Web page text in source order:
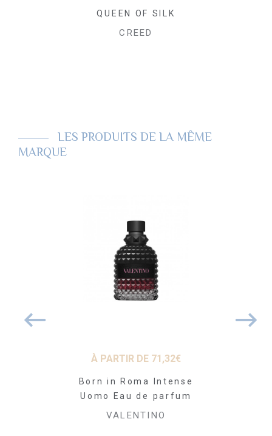
QUEEN OF SILK
CREED
LES PRODUITS DE LA MÊME
MARQUE
À PARTIR DE 71,32€
Born in Roma Intense
Uomo Eau de parfum
VALENTINO